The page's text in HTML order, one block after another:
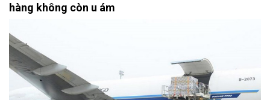
hàng không còn u ám